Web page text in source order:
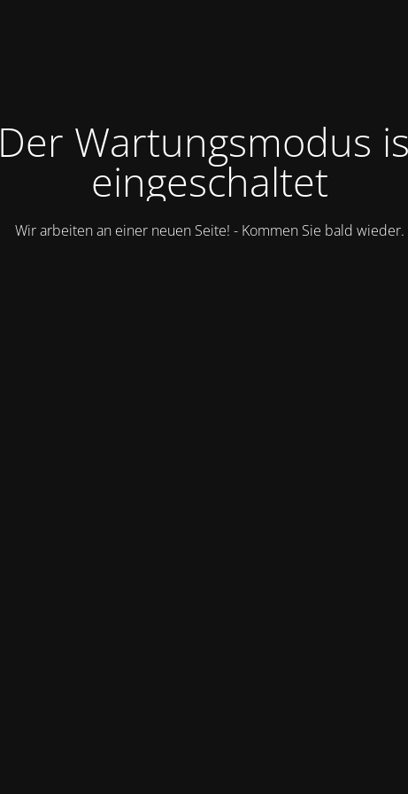
Der Wartungsmodus
eingeschaltet
Wir arbeiten an einer neuen Seite! - Kommen Sie bald wieder.